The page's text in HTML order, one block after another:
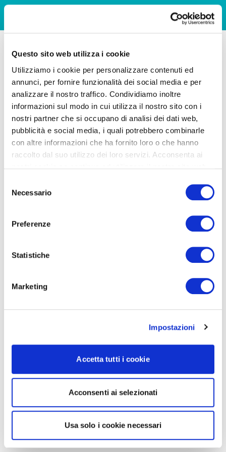
Questo sito web utilizza i cookie
Utilizziamo i cookie per personalizzare contenuti ed
annunci, per fornire funzionalità dei social media e per
analizzare il nostro traffico. Condividiamo inoltre
informazioni sul modo in cui utilizza il nostro sito con i
nostri partner che si occupano di analisi dei dati web,
pubblicità e social media, i quali potrebbero combinarle
con altre informazioni che ha fornito loro o che hanno
raccolto dal suo utilizzo dei loro servizi. Acconsenta ai
delNecessario
Preferenze
Statistiche
Marketing
Impostazioni
Accetta tutti i cookie
Acconsenti ai selezionati
Usa solo i cookie necessari